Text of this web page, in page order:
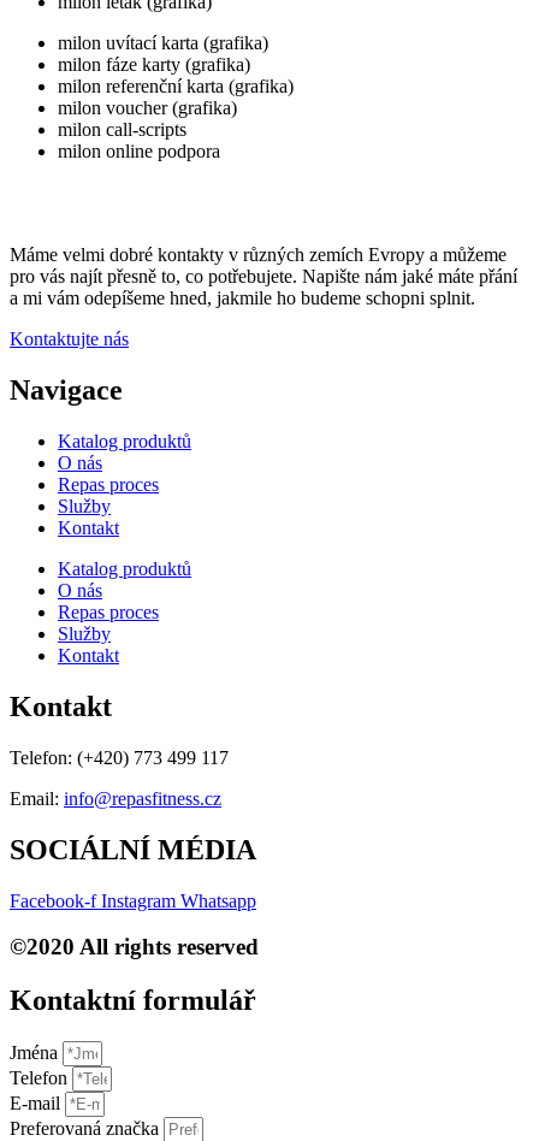
milon uvítací karta (grafika)
milon fáze karty (grafika)
milon referenční karta (grafika)
milon voucher (grafika)
milon call-scripts
milon online podpora
Máme velmi dobré kontakty v různých zemích Evropy a můžeme
pro vás najít přesně to, co potřebujete. Napište nám jaké máte přání
a mi vám odepíšeme hned, jakmile ho budeme schopni splnit.
Kontaktujte nás
Navigace
Katalog produktů
O nás
Repas proces
Služby
Kontakt
Katalog produktů
O nás
Repas proces
Služby
Kontakt
Kontakt
Telefon: (+420) 773 499 117
Email: info@repasfitness.cz
SOCIÁLNÍ MÉDIA
Facebook-f Instagram Whatsapp
©2020 All rights reserved
Kontaktní formulář​
Jména
Telefon
E-mail
Preferovaná značka